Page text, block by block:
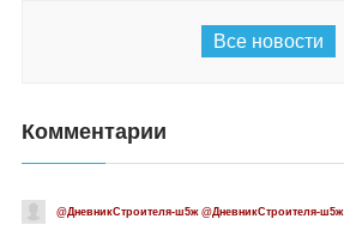
Все новости
Комментарии
@ДневникСтроителя-ш5ж @ДневникСтроителя-ш5ж